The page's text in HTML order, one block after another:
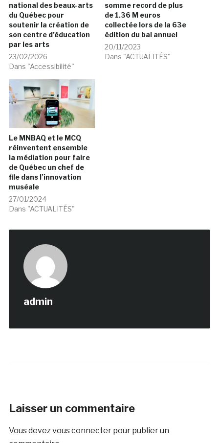
national des beaux-arts
du Québec pour
soutenir la création de
son centre d’éducation
par les arts
23/02/2026
Dans "Accessibilité"
somme record de plus
de 1.36 M euros
collectée lors de la 63e
édition du bal annuel
20/11/2023
Dans "ACTUALITÉS"
Le MNBAQ et le MCQ
réinventent ensemble
la médiation pour faire
de Québec un chef de
file dans l’innovation
muséale
27/01/2024
Dans "ACTUALITÉS"
admin
Laisser un commentaire
Vous devezvous connecterpour publier un